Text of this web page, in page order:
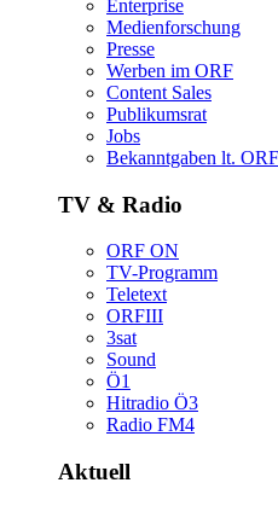
Enterprise
Medienforschung
Presse
WerbenimORF
ContentSales
Publikumsrat
Jobs
TV&Radio
ORFON
TV-Programm
Teletext
ORFIII
3sat
Sound
Ö1
HitradioÖ3
RadioFM4
Aktuell